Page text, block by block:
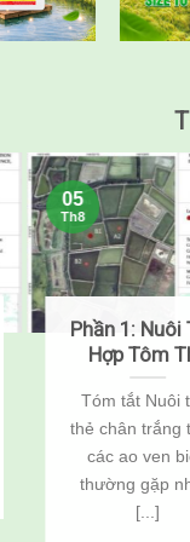
Phần 1: Nuôi
Hợp Tôm
Chân Trắng
(Penaeus
vannamei)
Rô Phi
niloticus)
Tóm tắt Nuôi
thẻ chân trắng
các ao ven
thường gặp
[...]
05
Th8